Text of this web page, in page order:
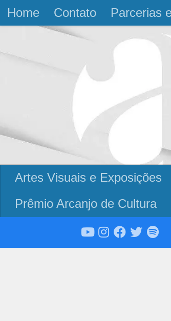
Skip to content
Home Contato Parcerias
Artes Visuais e Exposições
Prêmio Arcanjo de Cultura